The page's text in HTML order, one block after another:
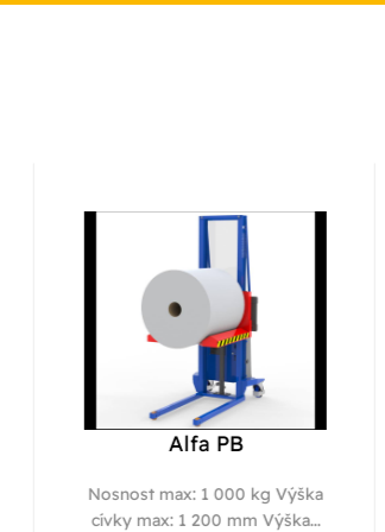
Alfa PB
Nosnost max: 1 000 kg Výška
cívky max: 1 200 mm Výška...